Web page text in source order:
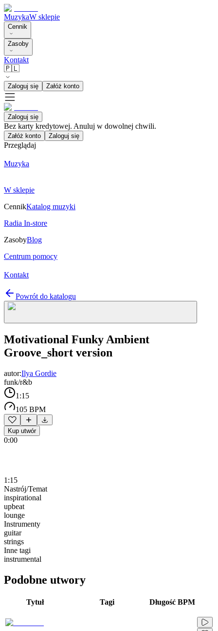
MuzykaW sklepie
Cennik
Zasoby
Kontakt
🇵🇱
Zaloguj się Załóż konto
Zaloguj się
Bez karty kredytowej. Anuluj w dowolnej chwili.
Załóż konto Zaloguj się
Przeglądaj
Muzyka
W sklepie
CennikKatalog muzyki
Radia In-store
ZasobyBlog
Centrum pomocy
Kontakt
Powrót do katalogu
Motivational Funky Ambient
Groove_short version
autor:Ilya Gordie
funk/r&b
1:15
105 BPM
Kup utwór
0:00
1:15
Nastrój/Temat
inspirational
upbeat
lounge
Instrumenty
guitar
strings
Inne tagi
instrumental
Podobne utwory
Tytuł Tagi Długość BPM